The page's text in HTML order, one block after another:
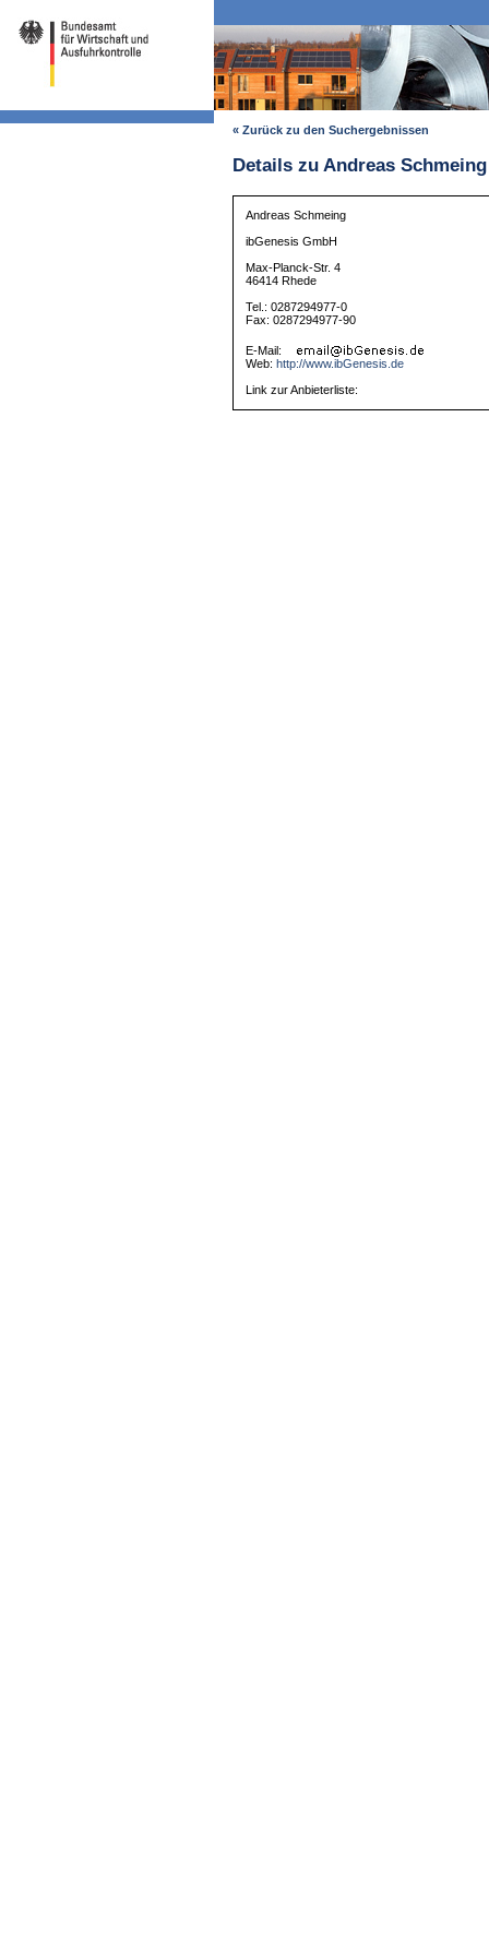
« Zurück zu den Suchergebnissen
Details zu Andreas Schmeing
Andreas Schmeing
ibGenesis GmbH
Max-Planck-Str. 4
46414 Rhede
Tel.: 0287294977-0
Fax: 0287294977-90
E-Mail:
Web: http://www.ibGenesis.de
Link zur Anbieterliste: